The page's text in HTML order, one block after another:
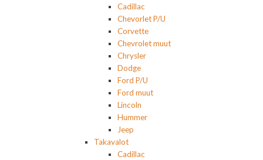
Cadillac
Chevorlet P/U
Corvette
Chevrolet muut
Chrysler
Dodge
Ford P/U
Ford muut
Lincoln
Hummer
Jeep
Takavalot
Cadillac